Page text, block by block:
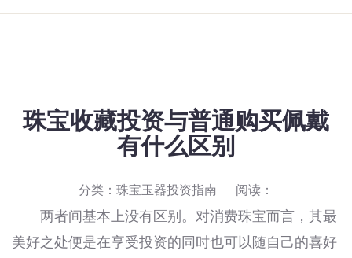
珠宝收藏投资与普通购买佩戴
有什么区别
分类： 珠宝玉器投资指南 阅读：
两者间基本上没有区别。对消费珠宝而言，其最
美好之处便是在享受投资的同时也可以随自己的喜好